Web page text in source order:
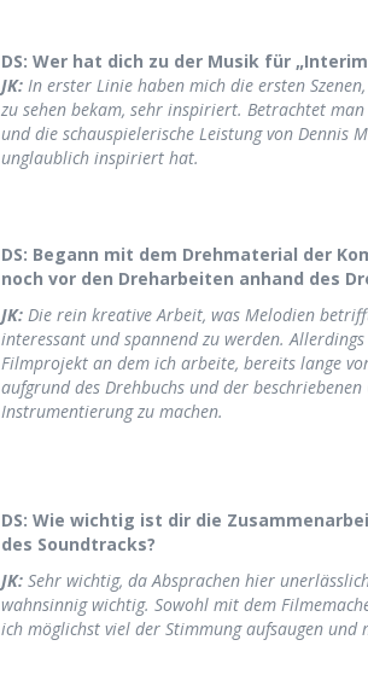
DS: Wer hat dich zu der Musik für
JK: In erster Linie haben mich die ersten
zu sehen bekam, sehr inspiriert. Betrachtet
und die schauspielerische Leistung von Dennis
unglaublich inspiriert hat.
DS: Begann mit dem Drehmaterial der
noch vor den Dreharbeiten anhand des
JK: Die rein kreative Arbeit, was Melodien
interessant und spannend zu werden.
Filmprojekt an dem ich arbeite, bereits lange
aufgrund des Drehbuchs und der
Instrumentierung zu machen.
DS: Wie wichtig ist dir die
des Soundtracks?
JK: Sehr wichtig, da Absprachen hier
wahnsinnig wichtig. Sowohl mit dem
ich möglichst viel der Stimmung aufsaugen